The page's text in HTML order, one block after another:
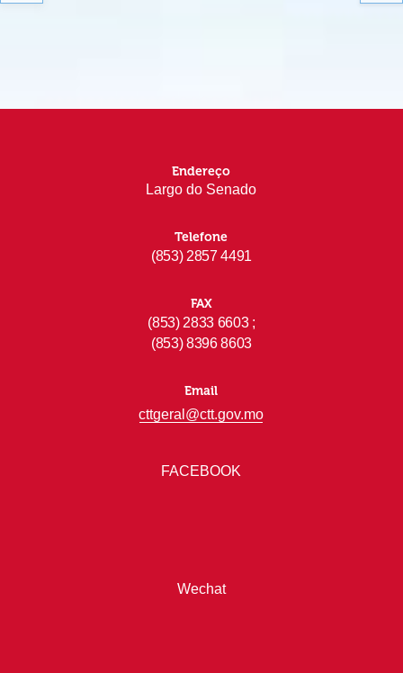
FACEBOOK
Wechat
Endereço
Largo do Senado
Telefone
(853) 2857 4491
FAX
(853) 2833 6603 ;
(853) 8396 8603
Email
cttgeral@ctt.gov.mo